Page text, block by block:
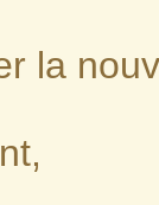
la